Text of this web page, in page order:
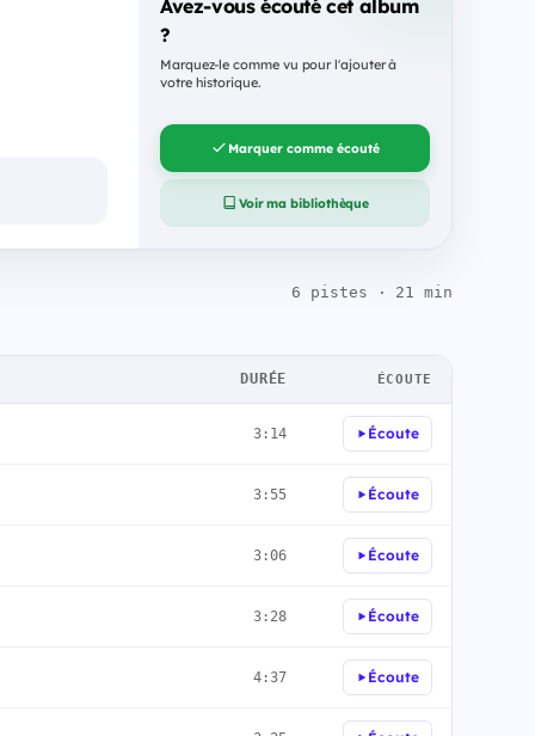
Avez-vous écouté cet album
?
Marquez-le comme vu pour l'ajouter à
votre historique.
Marquer comme écouté
Voir ma bibliothèque
6 pistes · 21 min
DURÉE ÉCOUTE
3:14 Écoute
3:55 Écoute
3:06 Écoute
3:28 Écoute
4:37 Écoute